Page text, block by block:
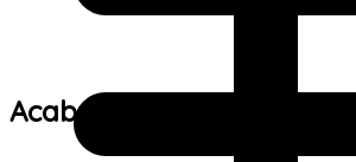
Acabamento: